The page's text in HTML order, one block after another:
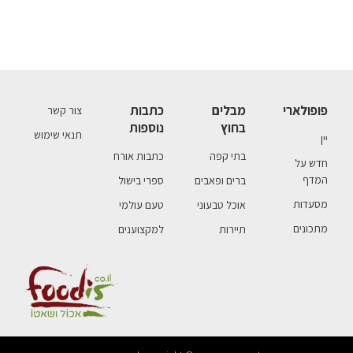
פופולארי
יין
חדש על
המדף
מסעדות
מתכונים
מבלים
בחוץ
בתי קפה
ברים ופאבים
אוכל טבעוני
תיירות
כתבות
נוספות
כתבות אורח
ספרי בישול
טעם עולמי
למקצוענים
צור קשר
תנאי שימוש